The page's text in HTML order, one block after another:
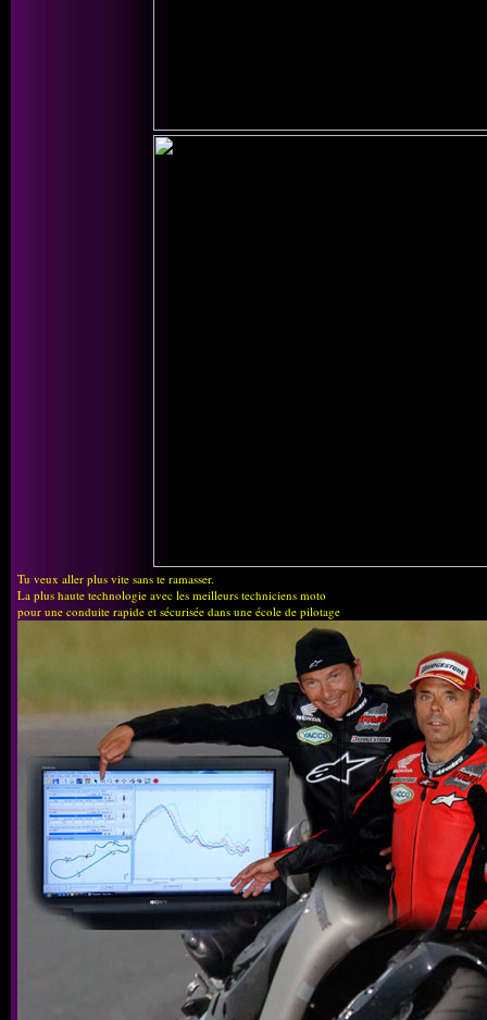
Tu veux aller plus vite sans te ramasser.
La plus haute technologie avec les meilleurs techniciens moto
pour une conduite rapide et sécurisée dans une école de pilotage